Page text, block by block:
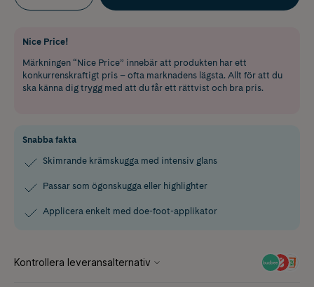
Nice Price!
Märkningen “Nice Price” innebär att produkten har ett
konkurrenskraftigt pris – ofta marknadens lägsta. Allt för att du
ska känna dig trygg med att du får ett rättvist och bra pris.
Snabba fakta
Skimrande krämskugga med intensiv glans
Passar som ögonskugga eller highlighter
Applicera enkelt med doe-foot-applikator